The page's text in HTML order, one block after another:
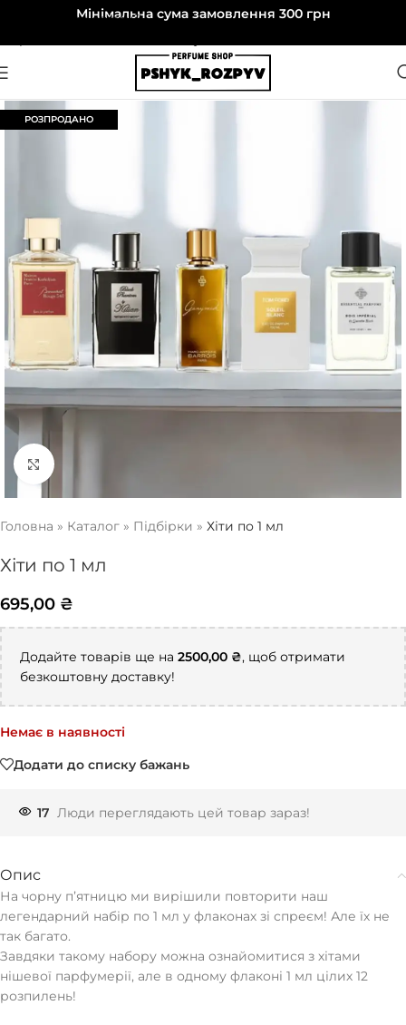
Перейти до навігаціїМінімальна сума замовлення 300 грн
РОЗПРОДАНО
Натисніть, щоб збільшити
Головна » Каталог » Підбірки » Хіти по 1 мл
Хіти по 1 мл
695,00 ₴
Додайте товарів ще на 2500,00 ₴, щоб отримати
безкоштовну доставку!
Немає в наявності
Додати до списку бажань
17 Люди переглядають цей товар зараз!
Опис
На чорну пʼятницю ми вирішили повторити наш
легендарний набір по 1 мл у флаконах зі спреєм! Але їх не
так багато.
Завдяки такому набору можна ознайомитися з хітами
нішевої парфумерії, але в одному флаконі 1 мл цілих 12
розпилень!